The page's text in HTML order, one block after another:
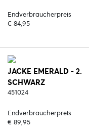
Endverbraucherpreis
€ 84,95
JACKE EMERALD - 2.
SCHWARZ
451024
Endverbraucherpreis
€ 89,95